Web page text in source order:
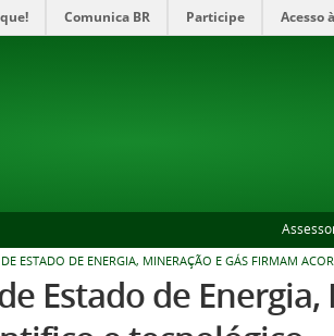
Comunica BR Participe Acesso
ESTADO DE ENERGIA, MINERAÇÃO E GÁS FIRMAM
Estado de